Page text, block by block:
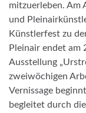
mitzuerleben. Am
und
Künstlerfest zu
Pleinair endet am
Ausstellung
zweiwöchigen
Vernissage
begleitet durch